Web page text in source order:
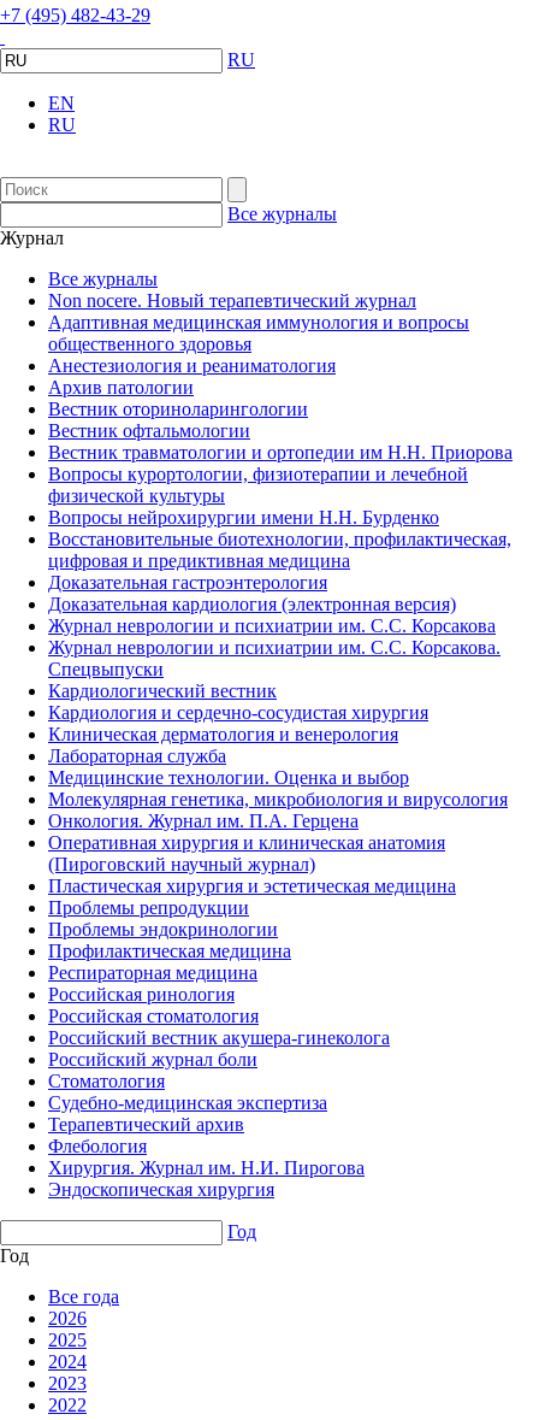
+7 (495) 482-43-29
RU
EN
RU
Все журналы
Журнал
Все журналы
Non nocere. Новый терапевтический журнал
Адаптивная медицинская иммунология и вопросы
общественного здоровья
Анестезиология и реаниматология
Архив патологии
Вестник оториноларингологии
Вестник офтальмологии
Вестник травматологии и ортопедии им Н.Н. Приорова
Вопросы курортологии, физиотерапии и лечебной
физической культуры
Вопросы нейрохирургии имени Н.Н. Бурденко
Восстановительные биотехнологии, профилактическая,
цифровая и предиктивная медицина
Доказательная гастроэнтерология
Доказательная кардиология (электронная версия)
Журнал неврологии и психиатрии им. С.С. Корсакова
Журнал неврологии и психиатрии им. С.С. Корсакова.
Спецвыпуски
Кардиологический вестник
Кардиология и сердечно-сосудистая хирургия
Клиническая дерматология и венерология
Лабораторная служба
Медицинские технологии. Оценка и выбор
Молекулярная генетика, микробиология и вирусология
Онкология. Журнал им. П.А. Герцена
Оперативная хирургия и клиническая анатомия
(Пироговский научный журнал)
Пластическая хирургия и эстетическая медицина
Проблемы репродукции
Проблемы эндокринологии
Профилактическая медицина
Респираторная медицина
Российская ринология
Российская стоматология
Российский вестник акушера-гинеколога
Российский журнал боли
Стоматология
Судебно-медицинская экспертиза
Терапевтический архив
Флебология
Хирургия. Журнал им. Н.И. Пирогова
Эндоскопическая хирургия
Год
Год
Все года
2026
2025
2024
2023
2022